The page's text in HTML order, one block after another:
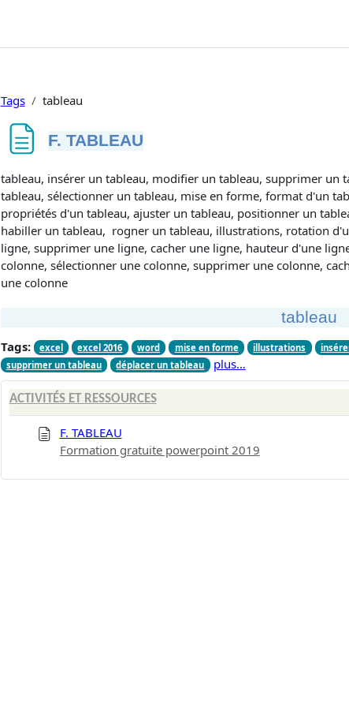
Tags tableau
F. TABLEAU
Conditions d’achèvement
tableau, insérer un tableau, modifier un tableau, supprimer un
tableau, sélectionner un tableau, mise en forme, format d'un
propriétés d'un tableau, ajuster un tableau, positionner un
habiller un tableau, rogner un tableau, illustrations, rotation
ligne, supprimer une ligne, cacher une ligne, hauteur d'une
colonne, sélectionner une colonne, supprimer une colonne,
une colonne
tableau
Tags: excel excel 2016 word mise en forme illustrations
supprimer un tableau
déplacer un tableau plus…
ACTIVITÉS ET RESSOURCES
F. TABLEAU
Formation gratuite powerpoint 2019